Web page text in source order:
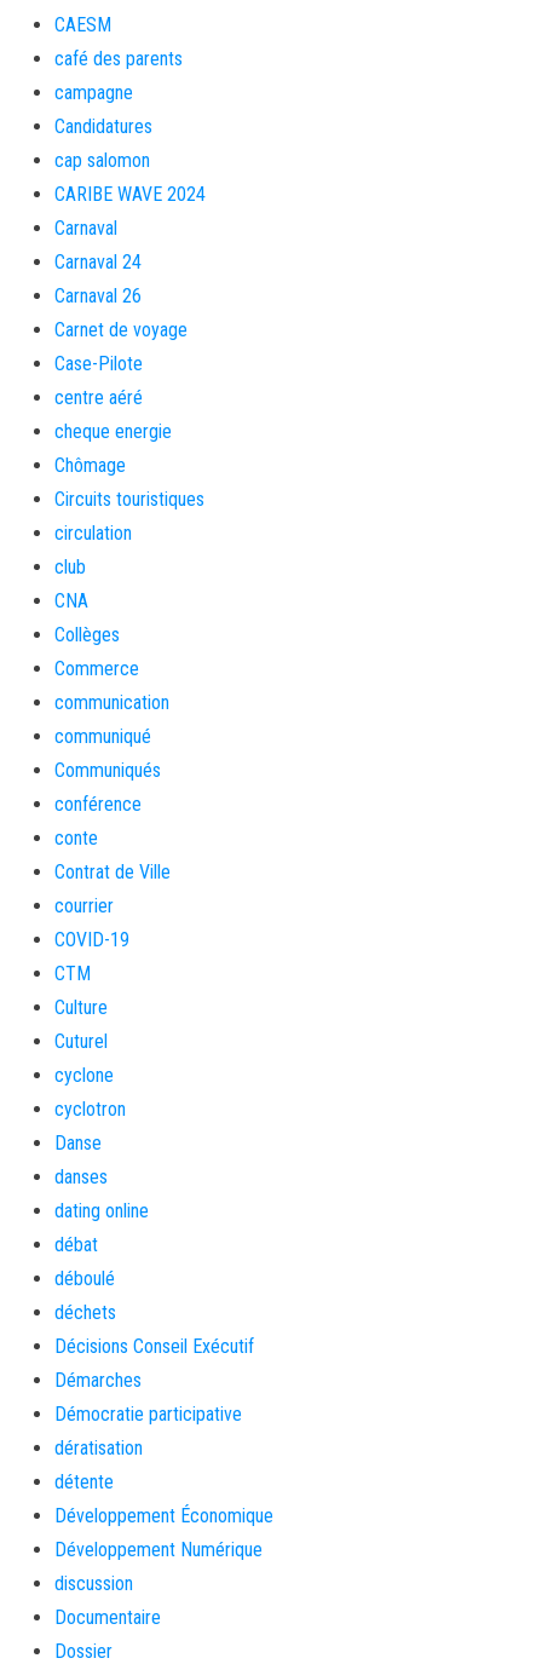
CAESM
café des parents
campagne
Candidatures
cap salomon
CARIBE WAVE 2024
Carnaval
Carnaval 24
Carnaval 26
Carnet de voyage
Case-Pilote
centre aéré
cheque energie
Chômage
Circuits touristiques
circulation
club
CNA
Collèges
Commerce
communication
communiqué
Communiqués
conférence
conte
Contrat de Ville
courrier
COVID-19
CTM
Culture
Cuturel
cyclone
cyclotron
Danse
danses
dating online
débat
déboulé
déchets
Décisions Conseil Exécutif
Démarches
Démocratie participative
dératisation
détente
Développement Économique
Développement Numérique
discussion
Documentaire
Dossier